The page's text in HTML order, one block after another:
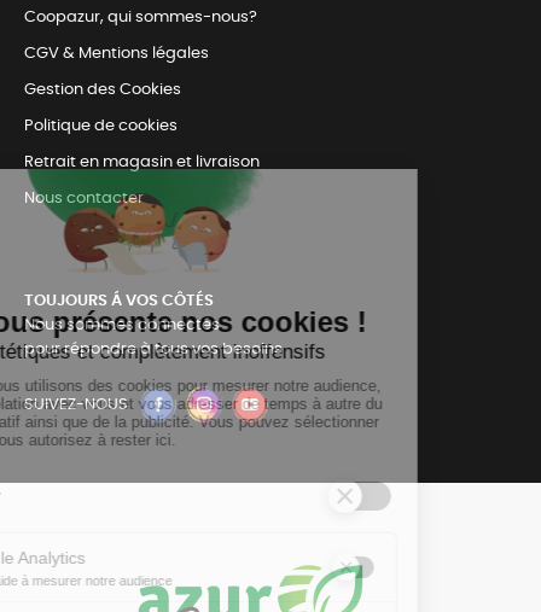
Coopazur, qui sommes-nous?
CGV & Mentions légales
Gestion des Cookies
Politique de cookies
Retrait en magasin et livraison
Nous contacter
TOUJOURS Á VOS CÔTÉS
Nous sommes connectés
pour répondre à tous vos besoins
SUIVEZ-NOUS